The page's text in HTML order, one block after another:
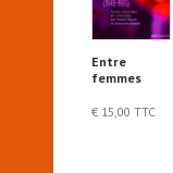
Entre
femmes
€ 15,00 TTC